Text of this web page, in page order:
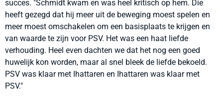
succes. "Schmidt kwam en was heel kritisch op hem. Die
heeft gezegd dat hij meer uit de beweging moest spelen en
meer moest omschakelen om een basisplaats te krijgen en
van waarde te zijn voor PSV. Het was een haat liefde
verhouding. Heel even dachten we dat het nog een goed
huwelijk kon worden, maar al snel bleek de liefde bekoeld.
PSV was klaar met Ihattaren en Ihattaren was klaar met
PSV."